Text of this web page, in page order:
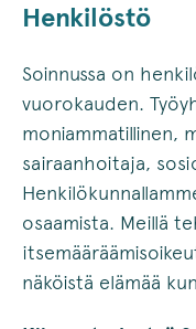
Henkilöstö
Soinnussa on
vuorokauden.
moniammatillinen,
sairaanhoitaja,
osaamista. Meillä
näköistä elämää